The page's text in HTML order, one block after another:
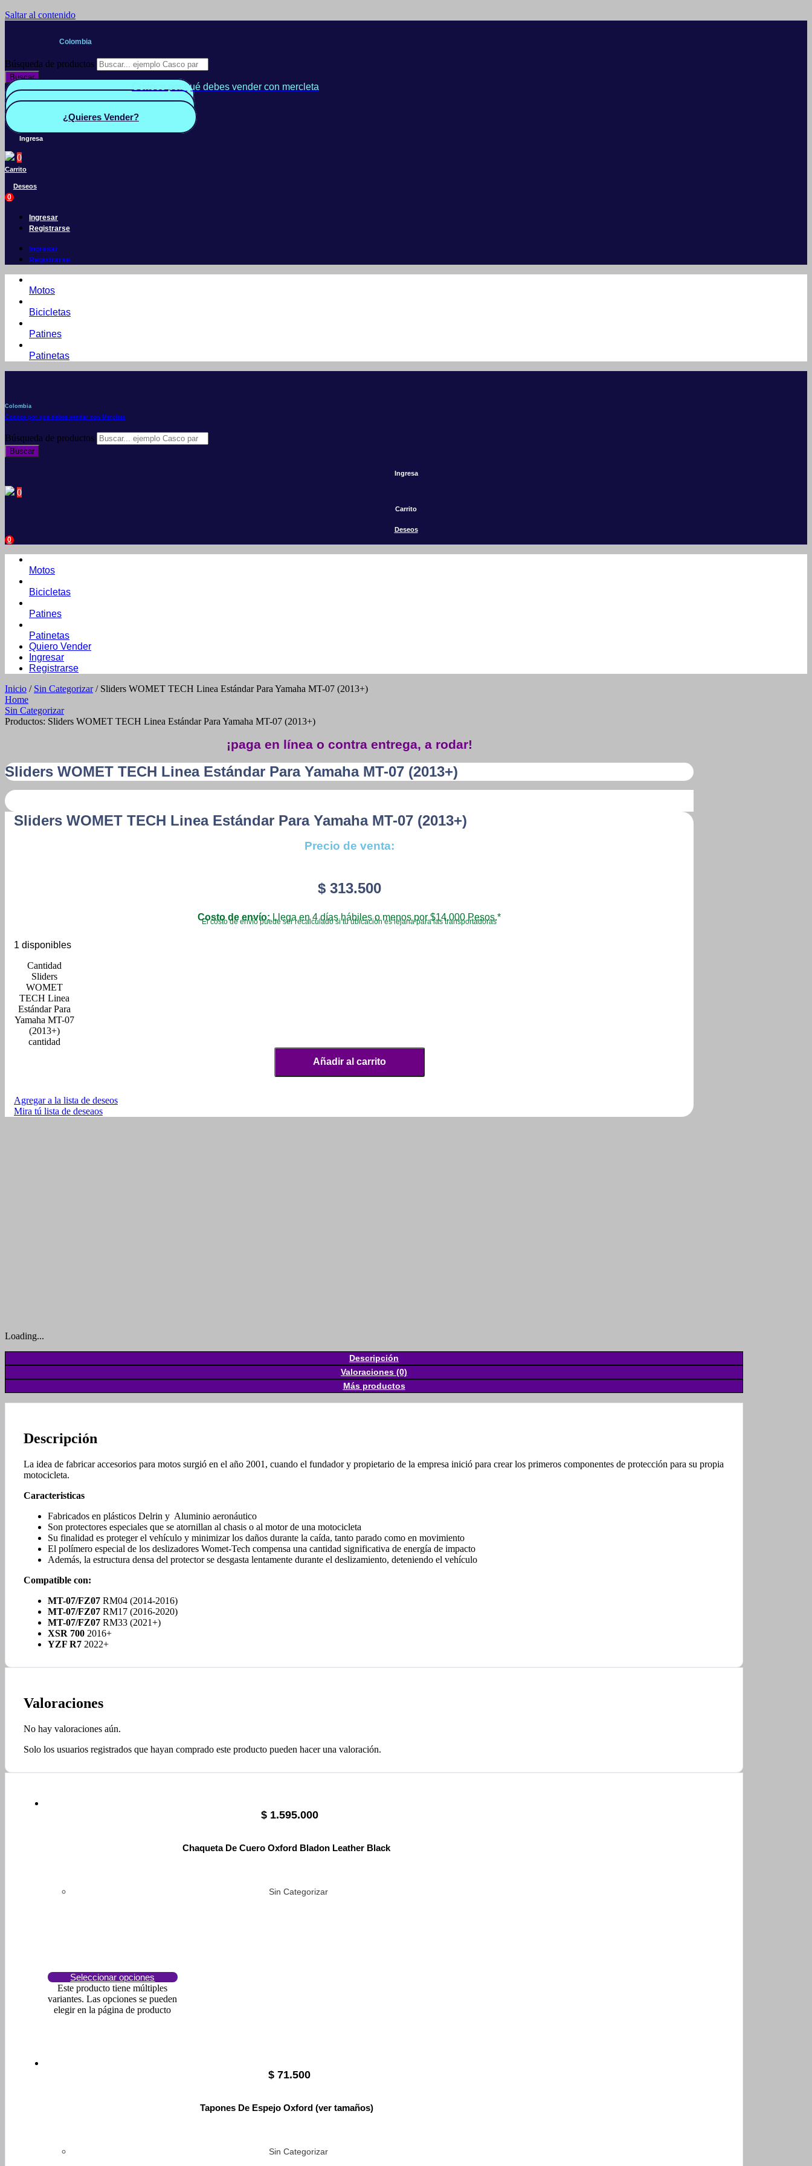
Saltar al contenido
Colombia
Búsqueda de productos
Buscar
Conoce por qué debes vender con mercleta
¿Quieres Vender?
Ingresa
0
Carrito
Deseos
0
Ingresar
Registrarse
Ingresar
Registrarse
Motos
Bicicletas
Patines
Patinetas
Colombia
Conoce por qué debes vender con Mercleta
Búsqueda de productos
Buscar
Ingresa
0
Carrito
Deseos
0
Motos
Bicicletas
Patines
Patinetas
Quiero Vender
Ingresar
Registrarse
Inicio / Sin Categorizar/ Sliders WOMET TECH Linea Estándar Para Yamaha MT-07 (2013+)
Home
Sin Categorizar
Productos: Sliders WOMET TECH Linea Estándar Para Yamaha MT-07 (2013+)
¡paga en línea o contra entrega, a rodar!
Sliders WOMET TECH Linea Estándar Para Yamaha MT-07 (2013+)
Sliders WOMET TECH Linea Estándar Para Yamaha MT-07 (2013+)
Precio de venta:
$313.500
Costo de envío: Llega en 4 días hábiles o menos por $14.000 Pesos.*
El costo de envío puede ser recalculado si tu ubicación es lejana para las transportadoras
1 disponibles
Sliders
WOMET
TECH Linea
Estándar Para
Yamaha MT-07
(2013+)
cantidad
Añadir al carrito
Agregar a la lista de deseos
Mira tú lista de deseaos
Loading...
Descripción
Valoraciones (0)
Más productos
Descripción
La idea de fabricar accesorios para motos surgió en el año 2001, cuando el fundador y propietario de la empresa inició para crear los primeros componentes de protección para su propia
motocicleta.
Caracteristicas
Fabricados en plásticos Delrin y Aluminio aeronáutico
Son protectores especiales que se atornillan al chasis o al motor de una motocicleta
Su finalidad es proteger el vehículo y minimizar los daños durante la caída, tanto parado como en movimiento
El polímero especial de los deslizadores Womet-Tech compensa una cantidad significativa de energía de impacto
Además, la estructura densa del protector se desgasta lentamente durante el deslizamiento, deteniendo el vehículo
Compatible con:
MT-07/FZ07 RM04 (2014-2016)
MT-07/FZ07 RM17 (2016-2020)
MT-07/FZ07 RM33 (2021+)
XSR 700 2016+
YZF R7 2022+
Valoraciones
No hay valoraciones aún.
Solo los usuarios registrados que hayan comprado este producto pueden hacer una valoración.
$1.595.000
Chaqueta De Cuero Oxford Bladon Leather Black
Sin Categorizar
Seleccionar opciones
Este producto tiene múltiples
variantes. Las opciones se pueden
elegir en la página de producto
$ 71.500
Tapones De Espejo Oxford (ver tamaños)
Sin Categorizar